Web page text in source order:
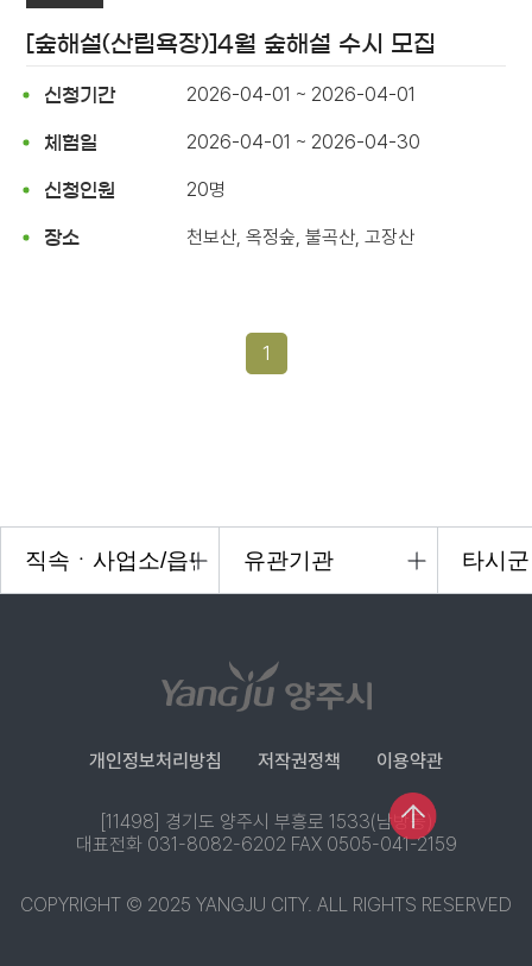
[숲해설(산림욕장)]4월 숲해설 수시 모집
신청기간 2026-04-01 ~ 2026-04-01
체험일 2026-04-01 ~ 2026-04-30
신청인원 20명
장소 천보산, 옥정숲, 불곡산, 고장산
1
개인정보처리방침 저작권정책 이용약관
[11498] 경기도 양주시 부흥로 1533(남방동)
대표전화 031-8082-6202 FAX 0505-041-2159
COPYRIGHT © 2025 YANGJU CITY. ALL RIGHTS RESERVED